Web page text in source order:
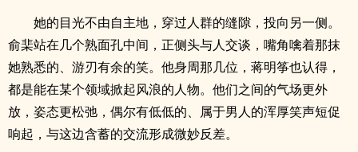
她的目光不由自主地，穿过人群的缝隙，投向另一侧。
俞棐站在几个熟面孔中间，正侧头与人交谈，嘴角噙着那抹
她熟悉的、游刃有余的笑。他身周那几位，蒋明筝也认得，
都是能在某个领域掀起风浪的人物。他们之间的气场更外
放，姿态更松弛，偶尔有低低的、属于男人的浑厚笑声短促
响起，与这边含蓄的交流形成微妙反差。